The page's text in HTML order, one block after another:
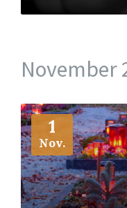
November
1
Nov.
More
Info